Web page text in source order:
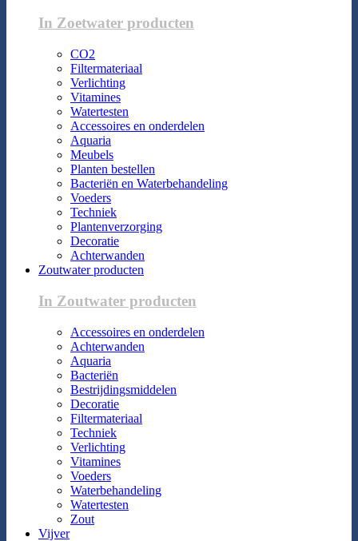
In Zoetwater producten
CO2
Filtermateriaal
Verlichting
Vitamines
Watertesten
Accessoires en onderdelen
Aquaria
Meubels
Planten bestellen
Bacteriën en Waterbehandeling
Voeders
Techniek
Plantenverzorging
Decoratie
Achterwanden
Zoutwater producten
In Zoutwater producten
Accessoires en onderdelen
Achterwanden
Aquaria
Bacteriën
Bestrijdingsmiddelen
Decoratie
Filtermateriaal
Techniek
Verlichting
Vitamines
Voeders
Waterbehandeling
Watertesten
Zout
Vijver